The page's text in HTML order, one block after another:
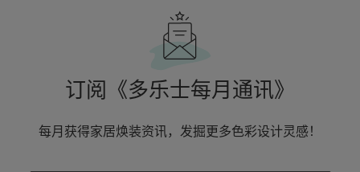
订阅《多乐士每月通讯》
每月获得家居焕装资讯，发掘更多色彩设计灵感！